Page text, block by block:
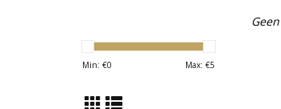
Min: €0 Max: €5